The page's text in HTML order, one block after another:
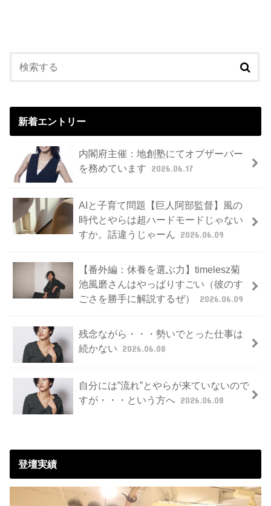
新着エントリー
内閣府主催：地創塾にてオブザーバー
を務めています 2026.06.17
AIと子育て問題【巨人阿部監督】風の
時代とやらは超ハードモードじゃない
すか。話違うじゃーん 2026.06.09
【番外編：休養を選ぶ力】timelesz菊
池風磨さんはやっぱりすごい（彼のす
ごさを勝手に解説するぜ）
2026.06.09
残念ながら・・・勢いでとった仕事は
続かない 2026.06.08
自分には”流れ”とやらが来ていないので
すが・・・という方へ 2026.06.08
登壇実績